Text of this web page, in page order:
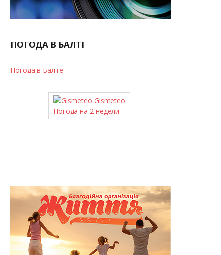
ПОГОДА В БАЛТІ
Погода в Балте
Gismeteo
Погода на 2 недели